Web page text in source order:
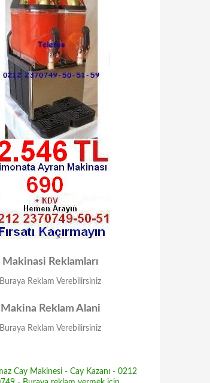
Makinasi Reklamları
Buraya Reklam Verebilirsiniz
Makina Reklam Alani
Buraya Reklam Verebilirsiniz